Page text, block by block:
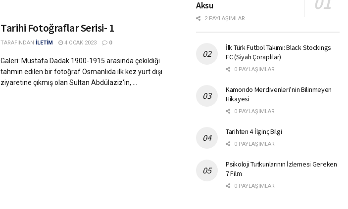
Tarihi Fotoğraflar Serisi- 1
TARAFINDAN İLETİM 4 OCAK 2023 0
Galeri: Mustafa Dadak 1900-1915 arasında çekildiği
tahmin edilen bir fotoğraf Osmanlıda ilk kez yurt dışı
ziyaretine çıkmış olan Sultan Abdülaziz'in, ...
Aksu
2 PAYLAŞIMLAR
İlk Türk Futbol Takımı: Black Stockings
FC (Siyah Çoraplılar)
0 PAYLAŞIMLAR
Kamondo Merdivenleri’nin Bilinmeyen
Hikayesi
0 PAYLAŞIMLAR
Tarihten 4 İlginç Bilgi
0 PAYLAŞIMLAR
Psikoloji Tutkunlarının İzlemesi Gereken
7 Film
0 PAYLAŞIMLAR